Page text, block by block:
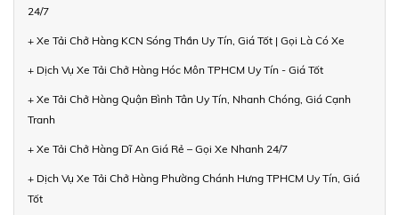
24/7
+ Xe Tải Chở Hàng KCN Sóng Thần Uy Tín, Giá Tốt | Gọi Là Có Xe
+ Dịch Vụ Xe Tải Chở Hàng Hóc Môn TPHCM Uy Tín - Giá Tốt
+ Xe Tải Chở Hàng Quận Bình Tân Uy Tín, Nhanh Chóng, Giá Cạnh
Tranh
+ Xe Tải Chở Hàng Dĩ An Giá Rẻ – Gọi Xe Nhanh 24/7
+ Dịch Vụ Xe Tải Chở Hàng Phường Chánh Hưng TPHCM Uy Tín, Giá
Tốt